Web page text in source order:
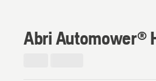
Abri Automower®